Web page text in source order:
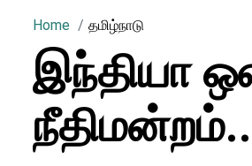
Home தமிழ்நாடு
இந்தியா